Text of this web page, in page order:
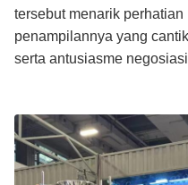
tersebut menarik
penampilannya yang
serta antusiasme